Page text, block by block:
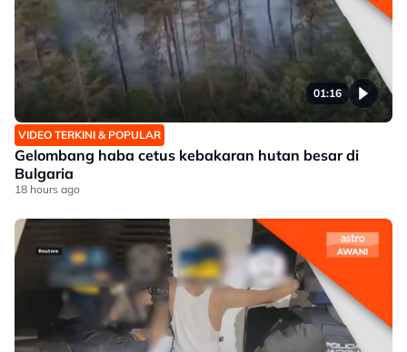
01:16
VIDEO TERKINI & POPULAR
Gelombang haba cetus kebakaran hutan besar di
Bulgaria
18 hours ago